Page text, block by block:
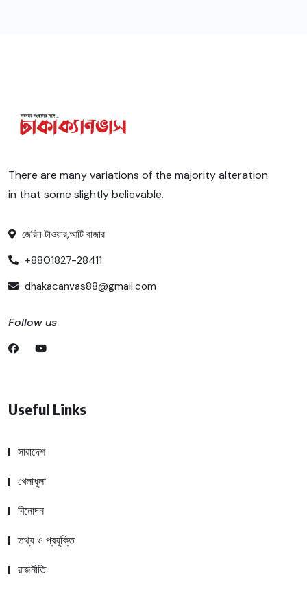
There are many variations of the majority alteration
in that some slightly believable.
জেরিন টাওয়ার,আটি বাজার
+8801827-28411
dhakacanvas88@gmail.com
Follow us
Useful Links
সারাদেশ
খেলাধুলা
বিনোদন
তথ্য ও প্রযুক্তি
রাজনীতি